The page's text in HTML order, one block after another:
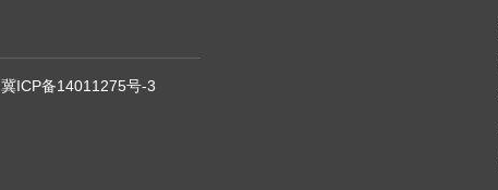
冀ICP备14011275号-3